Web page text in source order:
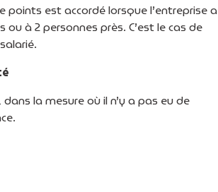
points est accordé lorsque l’entreprise a
à 2 personnes près. C’est le cas de
la mesure où il n’y a pas eu de